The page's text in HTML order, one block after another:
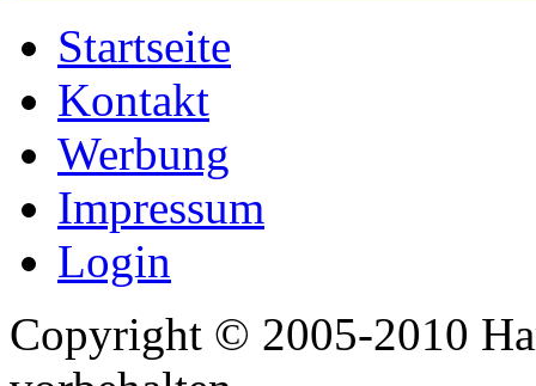
Startseite
Kontakt
Werbung
Impressum
Login
Copyright © 2005-2010